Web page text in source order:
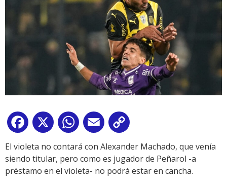
Facebook
X WhatsApp
Email
Link
El violeta no contará con Alexander Machado, que venía
siendo titular, pero como es jugador de Peñarol -a
préstamo en el violeta- no podrá estar en cancha.